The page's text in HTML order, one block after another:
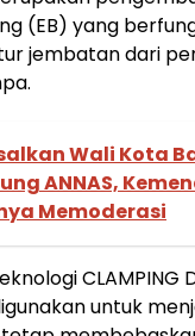
(EB) yang
jembatan dari
Wali Kota
ANNAS,
Memoderasi
CLAMPING
untuk